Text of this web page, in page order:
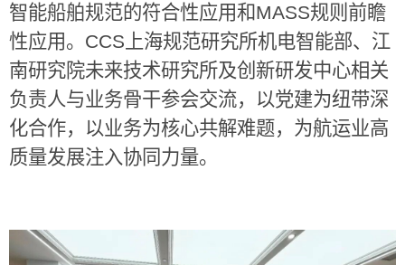
智能船舶规范的符合性应用和MASS规则前瞻
性应用。 CCS 上海规范研究所机电智能部、江
南研究院未来技术研究所及创新研发中心相关
负责人与业务骨干参会交流，以党建为纽带深
化合作，以业务为核心共解难题，为航运业高
质量发展注入协同力量。